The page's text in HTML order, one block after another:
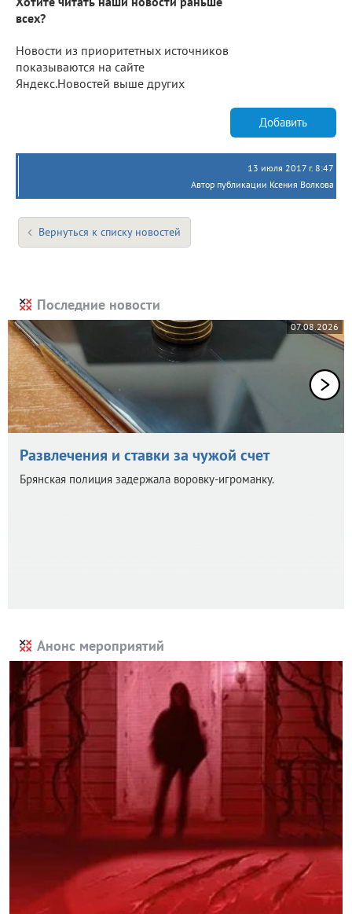
всех?
Новости из приоритетных источников
показываются на сайте
Яндекс.Новостей выше других
Добавить
13 июля 2017 г. 8:47
Автор публикации Ксения Волкова
Вернуться к списку новостей
Последние новости
07.08.2026
Развлечения и ставки за чужой счет
Брянская полиция задержала воровку-игроманку.
Анонс мероприятий